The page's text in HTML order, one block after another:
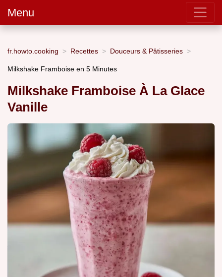
Menu
fr.howto.cooking Recettes Douceurs & Pâtisseries
Milkshake Framboise en 5 Minutes
Milkshake Framboise À La Glace
Vanille